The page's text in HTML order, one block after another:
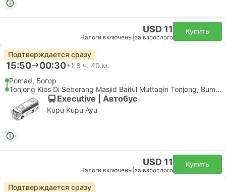
USD 11
Налоги включены за взрослого
Купить
Подтверждается сразу
15:50 00:30+1 8 ч. 40 м.
Pomad, Богор
Tonjong Kios Di Seberang Masjid Baitul Muttaqin Tonjong, Bumiayu
Executive | Автобус
Kupu Kupu Ayu
USD 11
Налоги включены за взрослого
Купить
Подтверждается сразу